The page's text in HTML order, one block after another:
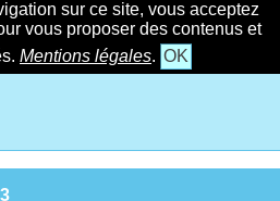
sur ce site, vous acceptez
vous proposer des contenus et
Mentions légales. OK